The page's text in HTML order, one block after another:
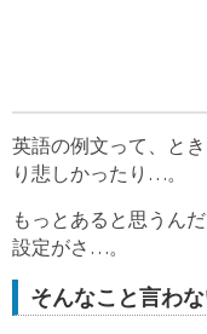
英語の例文って、と
り悲しかったり…。
もっとあると思うん
設定がさ…。
そんなこと言わ